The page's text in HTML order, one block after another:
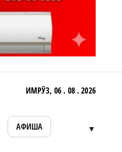
ИМРӮЗ, 06 . 08 . 2026
АФИША ▼